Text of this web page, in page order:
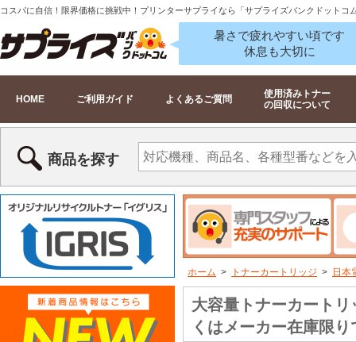
コスパに自信！限界価格に挑戦中！プリンターサプライなら「サプライズバンクドットコ
暑さで疲れやすい頃です
休息も大切に
HOME ご利用ガイド よくあるご質問
使用済みトナー
の回収について
商品を探す
ホーム > トナーカートリッジ > 日本
大容量トナーカート
くはメーカー在庫限